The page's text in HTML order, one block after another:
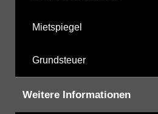
Mietspiegel
Grundsteuer
Weitere Informationen